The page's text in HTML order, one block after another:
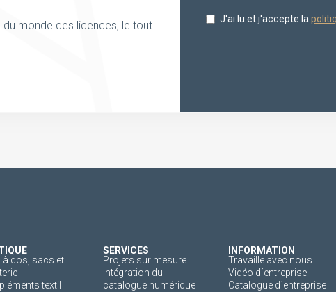
monde des licences, le tout
à dos, sacs et
textil
SERVICES
Projets sur mesure
Intégration du
catalogue numérique
INFORMATION
Travaille avec nous
Vidéo d´entreprise
Catalogue d´entreprise